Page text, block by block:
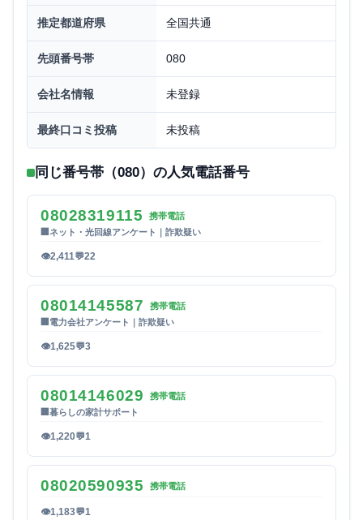
推定都道府県 全国共通
先頭番号帯 080
会社名情報 未登録
最終口コミ投稿 未投稿
同じ番号帯（080）の人気電話番号
08028319115
携帯電話
ネット・光回線アンケート｜詐欺疑い
👁2,411💬22
08014145587
携帯電話
電力会社アンケート｜詐欺疑い
👁1,625💬3
08014146029
携帯電話
暮らしの家計サポート
👁1,220💬1
08020590935 携帯電話
👁1,183💬1